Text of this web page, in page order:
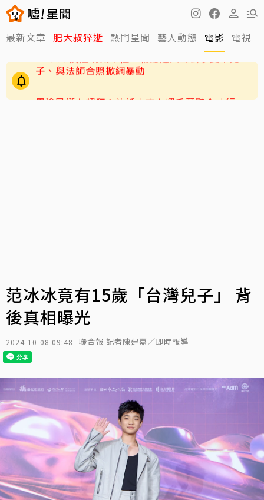
最新文章 肥大叔猝逝 熱門星聞 藝人動態 電影 電視
范冰冰竟有15歲「台灣兒子」 背
後真相曝光
2024-10-08 09:48 聯合報 記者陳建嘉／即時報導